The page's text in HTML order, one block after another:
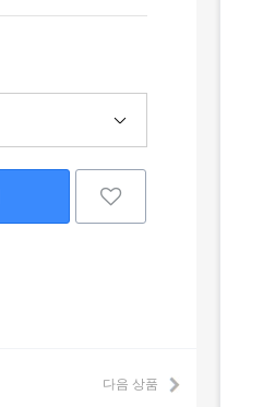
다음 상품